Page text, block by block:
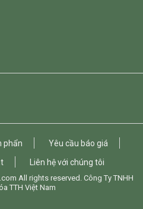
phẩn
Yêu cầu báo giá
Liên hệ với chúng tôi
All rights reserved. Công Ty TNHH
TTH Việt Nam